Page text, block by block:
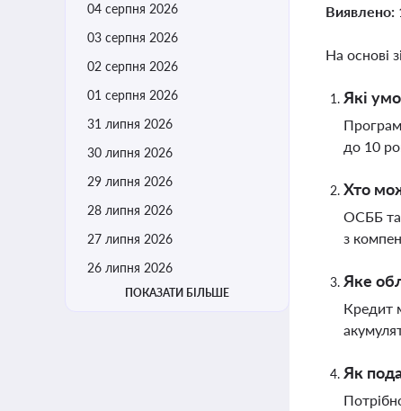
04 серпня 2026
03 серпня 2026
02 серпня 2026
01 серпня 2026
31 липня 2026
30 липня 2026
29 липня 2026
28 липня 2026
27 липня 2026
26 липня 2026
ПОКАЗАТИ БІЛЬШЕ
Виявлено:
На основі
Які
до 10
Хто
ОСББ та
з
Яке
Кредит
Як